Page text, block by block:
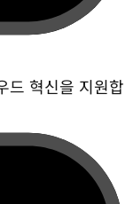
드 혁신을 지원합